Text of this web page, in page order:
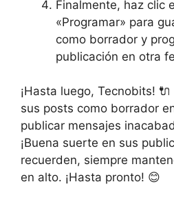
Finalmente, haz clic⁢
«Programar» para
como borrador y
publicación en ​otra
¡Hasta luego, Tecnobits!
sus posts como borrador
publicar mensajes
¡Buena suerte en sus
recuerden, siempre
en⁢ alto. ¡Hasta pronto! 😊